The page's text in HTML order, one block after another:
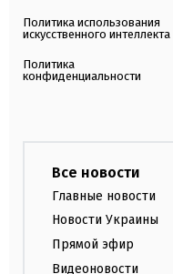
Политика использования
искусственного интеллекта
Политика
конфиденциальности
Все новости
Главные новости
Новости Украины
Прямой эфир
Видеоновости